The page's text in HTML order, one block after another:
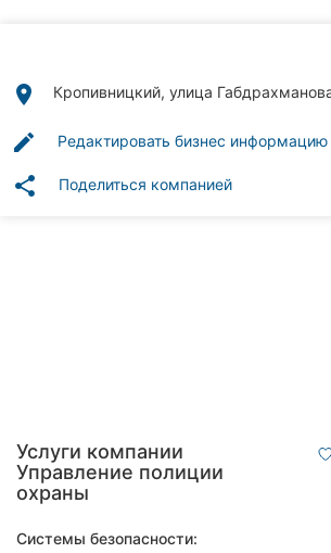
Все
Тернополь
Хмельницкий
place Кропивницкий, улица
edit Редактировать бизнес информацию
share Поделиться компанией
Услуги компании
Управление полиции
охраны
Системы безопасности: